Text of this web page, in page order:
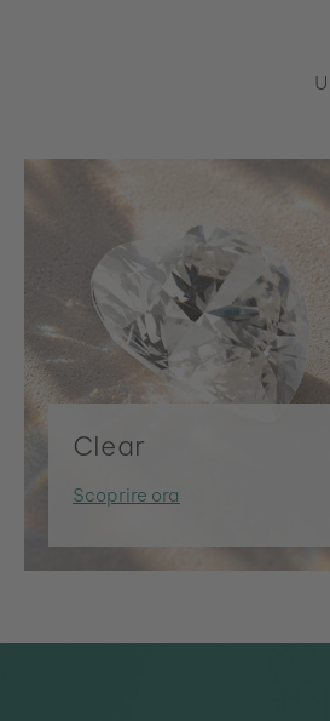
Clear
Scoprire ora